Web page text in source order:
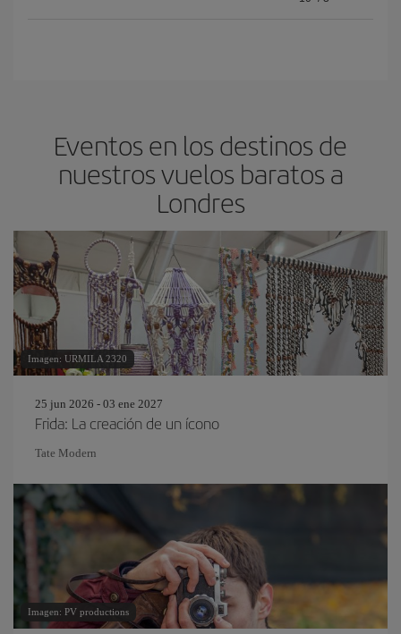
Eventos en los destinos de
nuestros vuelos baratos a
Londres
Imagen: URMILA 2320
25 jun 2026 - 03 ene 2027
Frida: La creación de un ícono
Tate Modern
Imagen: PV productions